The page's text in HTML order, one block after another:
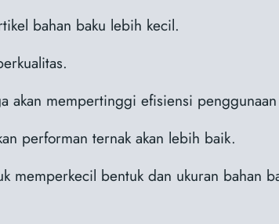
bahan baku lebih kecil.
akan mempertinggi efisiensi
performan ternak akan lebih baik.
memperkecil bentuk dan ukuran bahan